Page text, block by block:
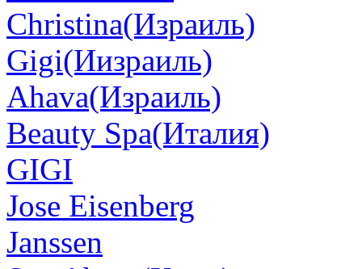
Christina(Израиль)
Gigi(Иизраиль)
Ahava(Израиль)
Beauty Spa(Италия)
GIGI
Jose Eisenberg
Janssen